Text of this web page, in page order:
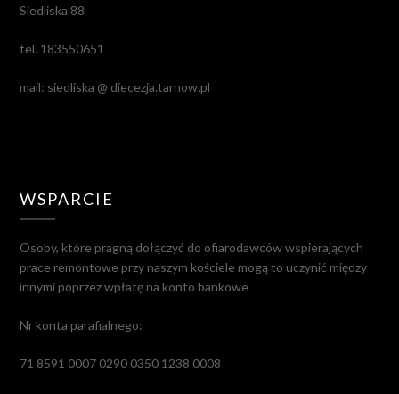
Siedliska 88
tel. 183550651
mail: siedliska @ diecezja.tarnow.pl
WSPARCIE
Osoby, które pragną dołączyć do ofiarodawców wspierających
prace remontowe przy naszym kościele mogą to uczynić między
innymi poprzez wpłatę na konto bankowe
Nr konta parafialnego:
71 8591 0007 0290 0350 1238 0008